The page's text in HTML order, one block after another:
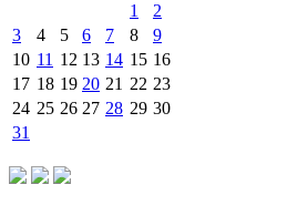
1
2
3
4 5 6 7 8
9
10 11 12 13 14 15 16
17 18 19 20 21 22 23
24 25 26 27 28 29 30
31